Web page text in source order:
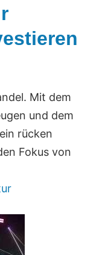
Mit dem
und dem
rücken
Fokus von